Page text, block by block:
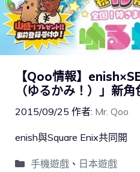
【Qoo情報】
（ゆるかみ！）」新
2015/09/25 作者: Mr. Qoo
enish與Square Enix共同開
手機遊戲、 日本遊戲